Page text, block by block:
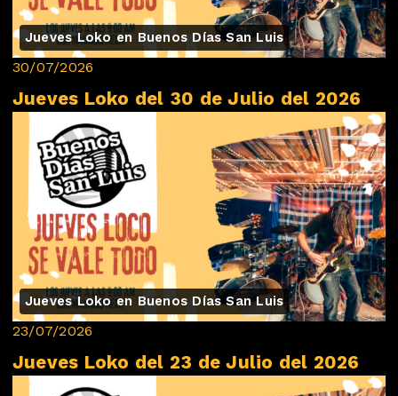
Jueves Loko en Buenos Días San Luis
30/07/2026
Jueves Loko del 30 de Julio del 2026
Jueves Loko en Buenos Días San Luis
23/07/2026
Jueves Loko del 23 de Julio del 2026